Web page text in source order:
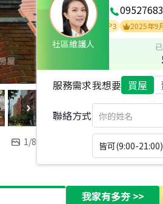
1/8
社區維護人
2025年12月區成件TOP3
2025年9月區成
服務需求我想要 買屋
聯絡方式
皆可(9:00-21:00)
我家有多夯>>